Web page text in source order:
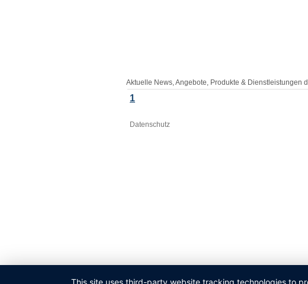
Aktuelle News, Angebote, Produkte & Dienstleistungen
1
Datenschutz
This site uses third-party website tracking technologies to